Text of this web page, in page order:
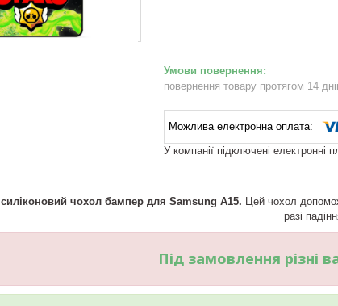
повернення товару протягом 14
У компанії підключені
силіконовий чохол бампер для Samsung A15. Цей чохол
разі
Під замовлення різні